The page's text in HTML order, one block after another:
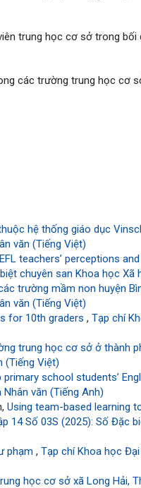
trung học cơ sở trong
các trường trung học cơ
hệ thống giáo dục
văn (Tiếng Việt)
EFL teachers’ perceptions
chuyên san Khoa học Xã
trường mầm non huyện
văn (Tiếng Việt)
for 10th graders,Tạp chí
trung học cơ sở ở thành
(Tiếng Việt)
school students’
văn (Tiếng Anh)
Using team-based learning
14 Số 03S (2025): Số Đặc
phạm,Tạp chí Khoa học
học cơ sở xã Long Hải,